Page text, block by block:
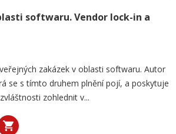
softwaru. Vendor lock-in a
zakázek v oblasti softwaru. Autor
se s tímto druhem plnění pojí, a poskytuje
zohlednit v...